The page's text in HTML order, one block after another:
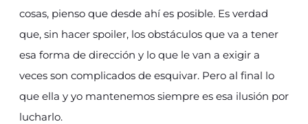
cosas, pienso que desde ahí es posible. Es verdad
que, sin hacer spoiler, los obstáculos que va a tener
esa forma de dirección y lo que le van a exigir a
veces son complicados de esquivar. Pero al final lo
que ella y yo mantenemos siempre es esa ilusión por
lucharlo.